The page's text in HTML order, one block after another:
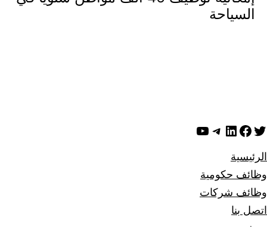
السياحة
تويترفيسبوك
لينكد إن تيليجرام
يوتيوب
الرئيسية
وظائف حكومية
وظائف شركات
اتصل بنا